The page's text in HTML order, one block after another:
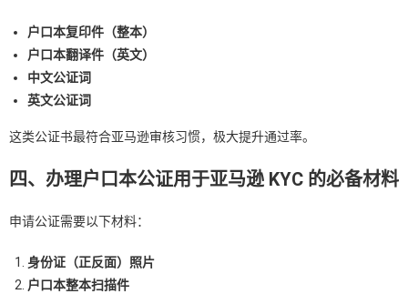
户口本复印件（整本）
户口本翻译件（英文）
中文公证词
英文公证词
这类公证书最符合亚马逊审核习惯，极大提升通过率。
四、办理户口本公证用于亚马逊 KYC 的必备材料
申请公证需要以下材料：
身份证（正反面）照片
户口本整本扫描件